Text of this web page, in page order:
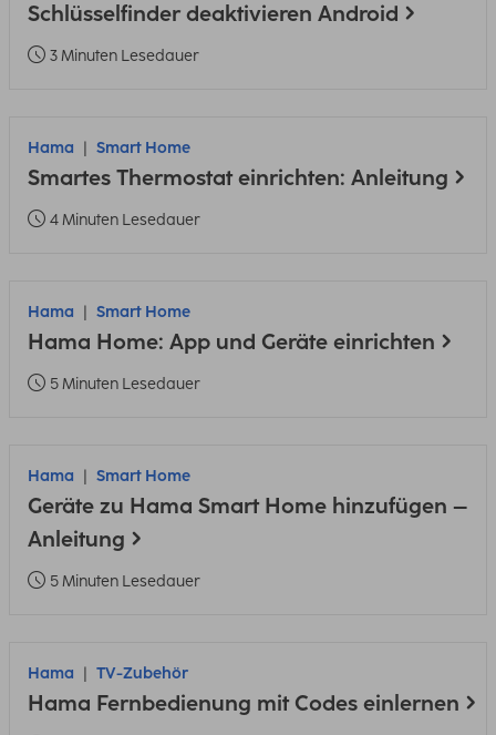
Schlüsselfinder deaktivieren Android
3 Minuten Lesedauer
Hama Smart Home
Smartes Thermostat einrichten: Anleitung
4 Minuten Lesedauer
Hama Smart Home
Hama Home: App und Geräte einrichten
5 Minuten Lesedauer
Hama Smart Home
Geräte zu Hama Smart Home hinzufügen –
Anleitung
5 Minuten Lesedauer
Hama TV-Zubehör
Hama Fernbedienung mit Codes einlernen